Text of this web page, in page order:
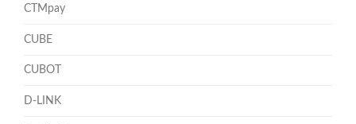
CTMpay
CUBE
CUBOT
D-LINK